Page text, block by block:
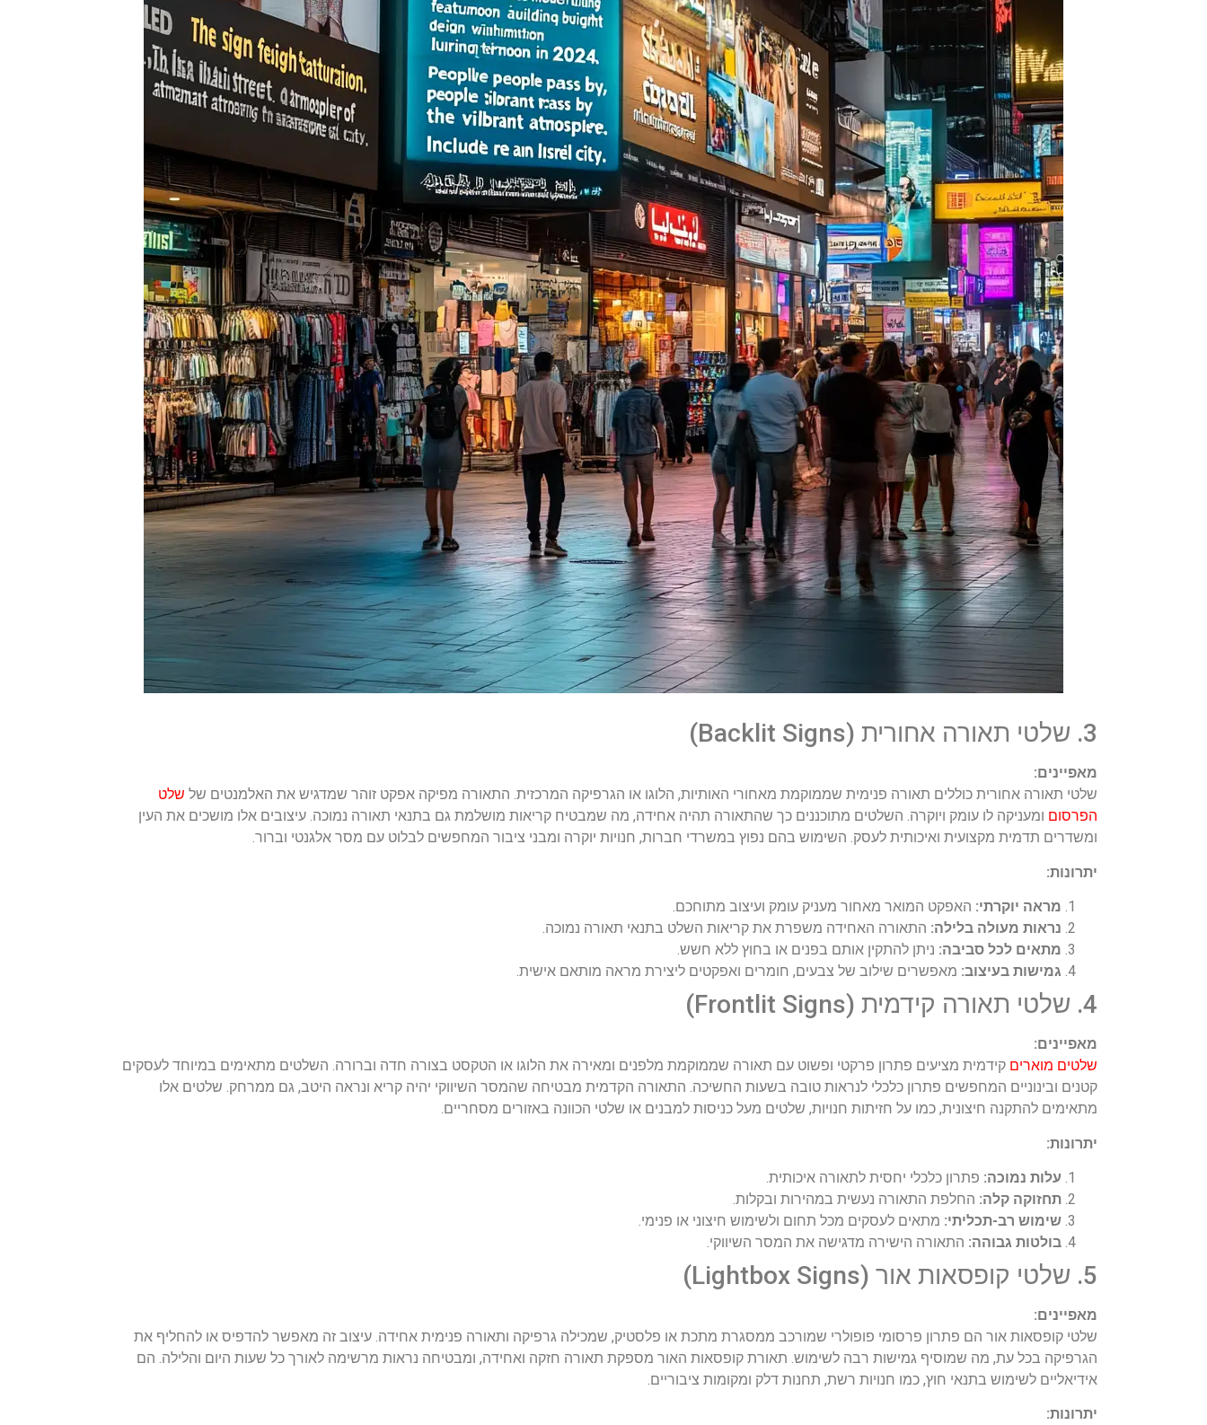
3. שלטי תאורה אחורית (Backlit Signs)
מאפיינים:
שלטי תאורה אחורית כוללים תאורה פנימית שממוקמת מאחורי האותיות, הלוגו או הגרפיקה המרכזית. התאורה מפיקה אפקט זוהר שמדגיש את האלמנטים של שלט
הפרסום ומעניקה לו עומק ויוקרה. השלטים מתוכננים כך שהתאורה תהיה אחידה, מה שמבטיח קריאות מושלמת גם בתנאי תאורה נמוכה. עיצובים אלו מושכים את העין
ומשדרים תדמית מקצועית ואיכותית לעסק. השימוש בהם נפוץ במשרדי חברות, חנויות יוקרה ומבני ציבור המחפשים לבלוט עם מסר אלגנטי וברור.
יתרונות:
מראה יוקרתי: האפקט המואר מאחור מעניק עומק ועיצוב מתוחכם.
נראות מעולה בלילה: התאורה האחידה משפרת את קריאות השלט בתנאי תאורה נמוכה.
מתאים לכל סביבה: ניתן להתקין אותם בפנים או בחוץ ללא חשש.
גמישות בעיצוב: מאפשרים שילוב של צבעים, חומרים ואפקטים ליצירת מראה מותאם אישית.
4. שלטי תאורה קידמית (Frontlit Signs)
מאפיינים:
שלטים מוארים קידמית מציעים פתרון פרקטי ופשוט עם תאורה שממוקמת מלפנים ומאירה את הלוגו או הטקסט בצורה חדה וברורה. השלטים מתאימים במיוחד לעסקים
קטנים ובינוניים המחפשים פתרון כלכלי לנראות טובה בשעות החשיכה. התאורה הקדמית מבטיחה שהמסר השיווקי יהיה קריא ונראה היטב, גם ממרחק. שלטים אלו
מתאימים להתקנה חיצונית, כמו על חזיתות חנויות, שלטים מעל כניסות למבנים או שלטי הכוונה באזורים מסחריים.
יתרונות:
עלות נמוכה: פתרון כלכלי יחסית לתאורה איכותית.
תחזוקה קלה: החלפת התאורה נעשית במהירות ובקלות.
שימוש רב-תכליתי: מתאים לעסקים מכל תחום ולשימוש חיצוני או פנימי.
בולטות גבוהה: התאורה הישירה מדגישה את המסר השיווקי.
5. שלטי קופסאות אור (Lightbox Signs)
מאפיינים:
שלטי קופסאות אור הם פתרון פרסומי פופולרי שמורכב ממסגרת מתכת או פלסטיק, שמכילה גרפיקה ותאורה פנימית אחידה. עיצוב זה מאפשר להדפיס או להחליף את
הגרפיקה בכל עת, מה שמוסיף גמישות רבה לשימוש. תאורת קופסאות האור מספקת תאורה חזקה ואחידה, ומבטיחה נראות מרשימה לאורך כל שעות היום והלילה. הם
אידיאליים לשימוש בתנאי חוץ, כמו חנויות רשת, תחנות דלק ומקומות ציבוריים.
יתרונות: